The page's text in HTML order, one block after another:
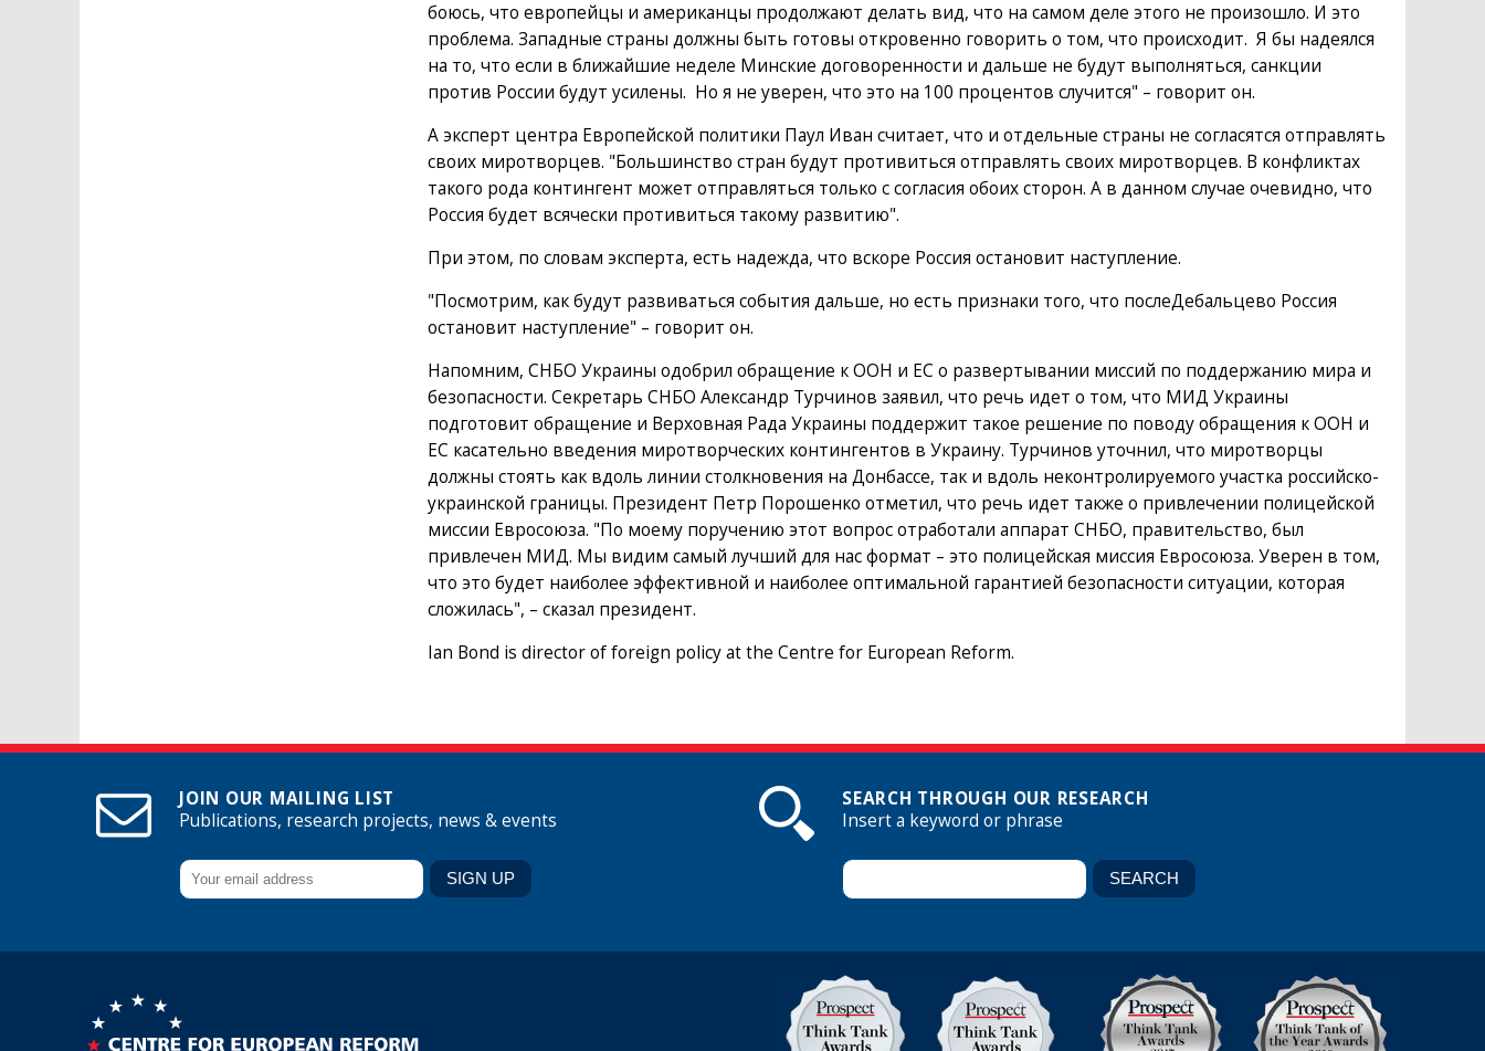
боюсь, что европейцы и американцы продолжают делать вид, что на самом деле этого не произошло. И это
проблема. Западные страны должны быть готовы откровенно говорить о том, что происходит. Я бы надеялся
на то, что если в ближайшие неделе Минские договоренности и дальше не будут выполняться, санкции
против России будут усилены. Но я не уверен, что это на 100 процентов случится" – говорит он.
А эксперт центра Европейской политики Паул Иван считает, что и отдельные страны не согласятся отправлять
своих миротворцев. "Большинство стран будут противиться отправлять своих миротворцев. В конфликтах
такого рода контингент может отправляться только с согласия обоих сторон. А в данном случае очевидно, что
Россия будет всячески противиться такому развитию".
При этом, по словам эксперта, есть надежда, что вскоре Россия остановит наступление.
"Посмотрим, как будут развиваться события дальше, но есть признаки того, что послеДебальцево Россия
остановит наступление" – говорит он.
Напомним, СНБО Украины одобрил обращение к ООН и ЕС о развертывании миссий по поддержанию мира и
безопасности. Секретарь СНБО Александр Турчинов заявил, что речь идет о том, что МИД Украины
подготовит обращение и Верховная Рада Украины поддержит такое решение по поводу обращения к ООН и
ЕС касательно введения миротворческих контингентов в Украину. Турчинов уточнил, что миротворцы
должны стоять как вдоль линии столкновения на Донбассе, так и вдоль неконтролируемого участка российско-
украинской границы. Президент Петр Порошенко отметил, что речь идет также о привлечении полицейской
миссии Евросоюза. "По моему поручению этот вопрос отработали аппарат СНБО, правительство, был
привлечен МИД. Мы видим самый лучший для нас формат – это полицейская миссия Евросоюза. Уверен в том,
что это будет наиболее эффективной и наиболее оптимальной гарантией безопасности ситуации, которая
сложилась", – сказал президент.
Ian Bond is director of foreign policy at the Centre for European Reform.
JOIN OUR MAILING LIST
Publications, research projects, news & events
SEARCH THROUGH OUR RESEARCH
Insert a keyword or phrase